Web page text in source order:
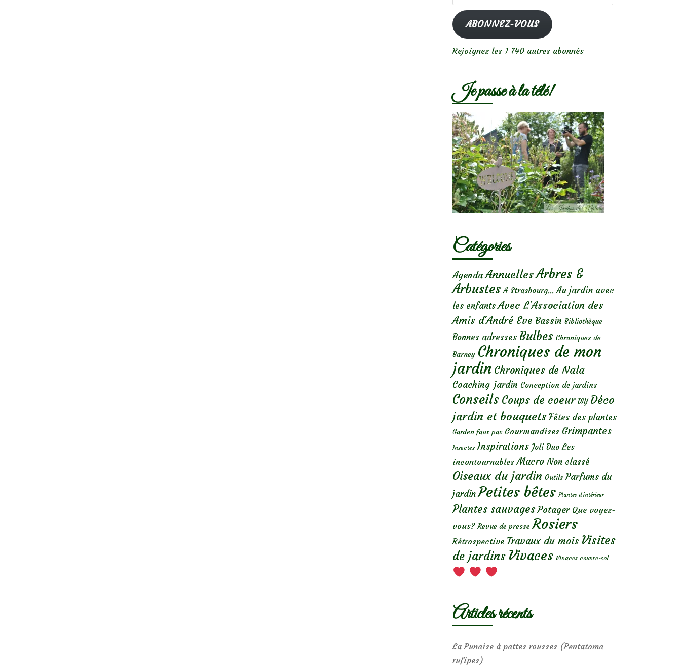
e-
mailABONNEZ-VOUS
Rejoignez les 1 740 autres abonnés
Je passe à la télé!
Catégories
Agenda AnnuellesArbres &
Arbustes A Strasbourg... Au jardin avec
les enfants Avec L'Association des
Amis d'André Eve Bassin Bibliothèque
Bonnes adresses Bulbes Chroniques de
Barney Chroniques de mon
jardin Chroniques de Nala
Coaching-jardin Conception de jardins
Conseils Coups de coeur DIY Déco
jardin et bouquets Fêtes des plantes
Garden faux pas Gourmandises Grimpantes
Insectes Inspirations Joli Duo Les
incontournables Macro Non classé
Oiseaux du jardin Outils Parfums du
jardin Petites bêtes Plantes d’intérieur
Plantes sauvages Potager Que voyez-
vous? Revue de presse Rosiers
Rétrospective Travaux du mois Visites
de jardins Vivaces Vivaces couvre-sol
Articles récents
La Punaise à pattes rousses (Pentatoma
rufipes)